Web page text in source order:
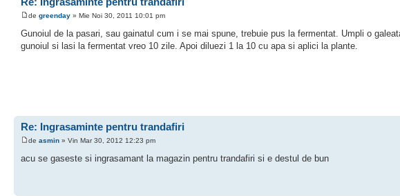
de greenday » Mie Noi 30, 2011 10:01 pm
Gunoiul de la pasari, sau gainatul cum i se mai spune, trebuie pus la fermentat. Umpli o
gunoiul si lasi la fermentat vreo 10 zile. Apoi diluezi 1 la 10 cu apa si aplici la plante.
Re: Ingrasaminte pentru trandafiri
de asmin » Vin Mar 30, 2012 12:23 pm
acu se gaseste si ingrasamant la magazin pentru trandafiri si e destul de bun